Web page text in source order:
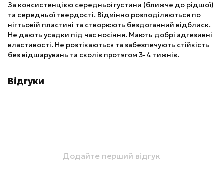
За консистенцією середньої густини (ближче до рідшої)
та середньої твердості. Відмінно розподіляються по
нігтьовій пластині та створюють бездоганний відблиск.
Не дають усадки під час носіння. Мають добрі адгезивні
властивості. Не розтікаються та забезпечують стійкість
без відшарувань та сколів протягом 3-4 тижнів.
Відгуки
Додайте перший відгук